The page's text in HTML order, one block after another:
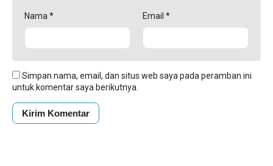
Nama * Email *
Simpan nama, email, dan situs web saya pada peramban ini
untuk komentar saya berikutnya.